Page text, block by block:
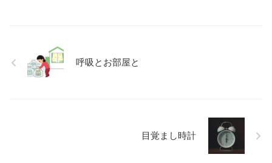
呼吸とお部屋と
目覚まし時計